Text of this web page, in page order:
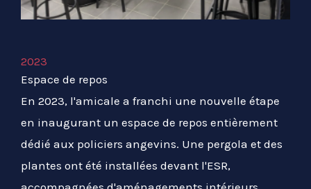
2023
Espace de repos
En 2023, l'amicale a franchi une nouvelle étape
en inaugurant un espace de repos entièrement
dédié aux policiers angevins. Une pergola et des
plantes ont été installées devant l'ESR,